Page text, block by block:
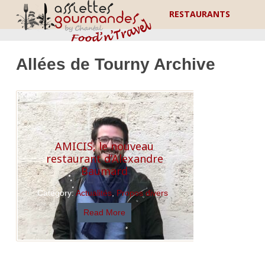
RESTAURANTS
Allées de Tourny Archive
AMICIS, le nouveau
restaurant d’Alexandre
Baumard
Category:Actualités, Propos divers
Read More